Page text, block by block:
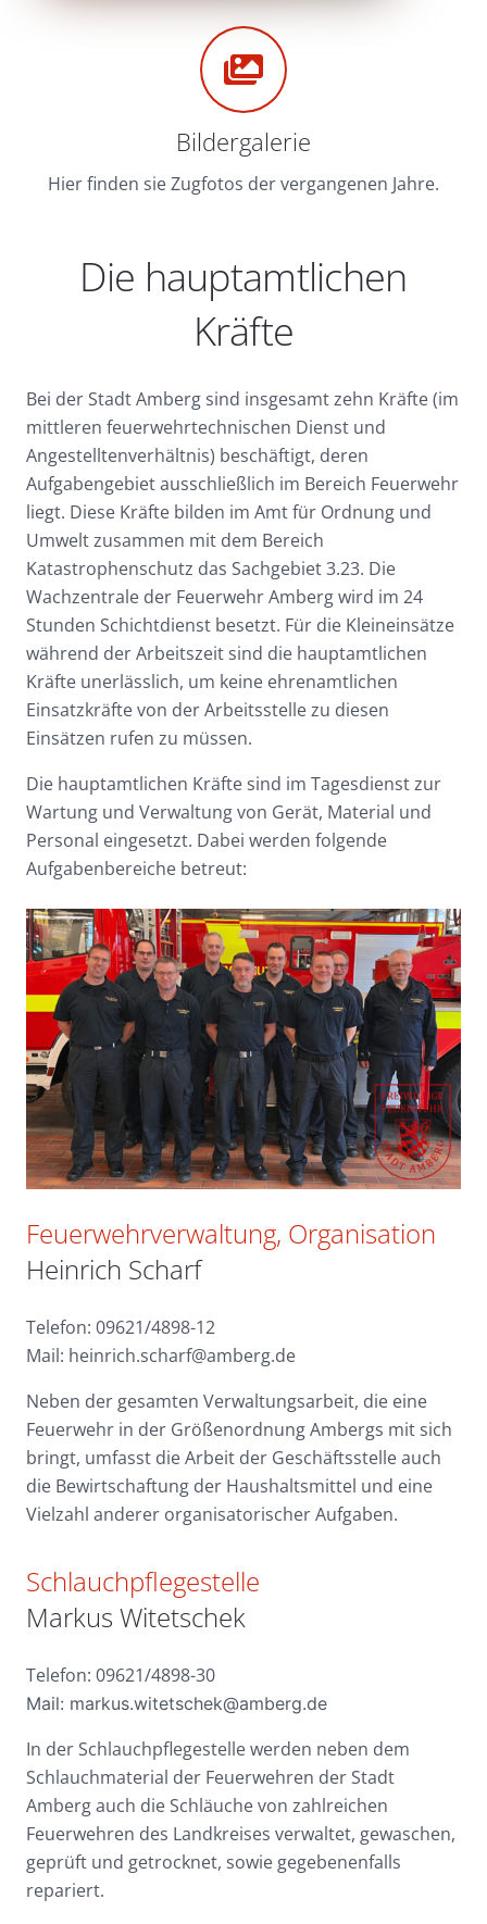
Bildergalerie
Hier finden sie Zugfotos der vergangenen Jahre.
Die hauptamtlichen
Kräfte
Bei der Stadt Amberg sind insgesamt zehn Kräfte (im
mittleren feuerwehrtechnischen Dienst und
Angestelltenverhältnis) beschäftigt, deren
Aufgabengebiet ausschließlich im Bereich Feuerwehr
liegt. Diese Kräfte bilden im Amt für Ordnung und
Umwelt zusammen mit dem Bereich
Katastrophenschutz das Sachgebiet 3.23. Die
Wachzentrale der Feuerwehr Amberg wird im 24
Stunden Schichtdienst besetzt. Für die Kleineinsätze
während der Arbeitszeit sind die hauptamtlichen
Kräfte unerlässlich, um keine ehrenamtlichen
Einsatzkräfte von der Arbeitsstelle zu diesen
Einsätzen rufen zu müssen.
Die hauptamtlichen Kräfte sind im Tagesdienst zur
Wartung und Verwaltung von Gerät, Material und
Personal eingesetzt. Dabei werden folgende
Aufgabenbereiche betreut:
Feuerwehrverwaltung, Organisation
Heinrich Scharf
Telefon: 09621/4898-12
Mail: heinrich.scharf@amberg.de
Neben der gesamten Verwaltungsarbeit, die eine
Feuerwehr in der Größenordnung Ambergs mit sich
bringt, umfasst die Arbeit der Geschäftsstelle auch
die Bewirtschaftung der Haushaltsmittel und eine
Vielzahl anderer organisatorischer Aufgaben.
Schlauchpflegestelle
Markus Witetschek
Telefon: 09621/4898-30
Mail: markus.witetschek@amberg.de
In der Schlauchpflegestelle werden neben dem
Schlauchmaterial der Feuerwehren der Stadt
Amberg auch die Schläuche von zahlreichen
Feuerwehren des Landkreises verwaltet, gewaschen,
geprüft und getrocknet, sowie gegebenenfalls
repariert.